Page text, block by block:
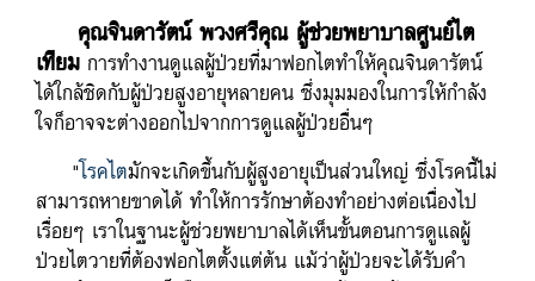
คุณจินดารัตน์ พวงศรีคุณ ผู้ช่วยพยาบาลศูนย์ไต
เทียม การทำงานดูแลผู้ป่วยที่มาฟอกไตทำให้คุณจินดารัตน์
ได้ใกล้ชิดกับผู้ป่วยสูงอายุหลายคน ซึ่งมุมมองในการให้กำลัง
ใจก็อาจจะต่างออกไปจากการดูแลผู้ป่วยอื่นๆ
"โรคไตมักจะเกิดขึ้นกับผู้สูงอายุเป็นส่วนใหญ่ ซึ่งโรคนี้ไม่
สามารถหายขาดได้ ทำให้การรักษาต้องทำอย่างต่อเนื่องไป
เรื่อยๆ เราในฐานะผู้ช่วยพยาบาลได้เห็นขั้นตอนการดูแลผู้
ป่วยไตวายที่ต้องฟอกไตตั้งแต่ต้น แม้ว่าผู้ป่วยจะได้รับคำ